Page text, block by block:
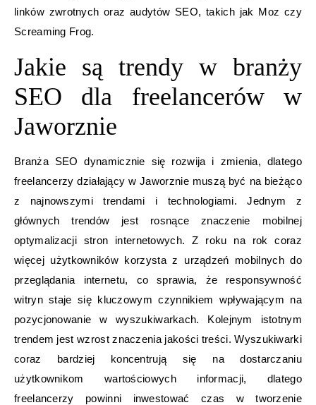
linków zwrotnych oraz audytów SEO, takich jak Moz czy
Screaming Frog.
Jakie są trendy w branży
SEO dla freelancerów w
Jaworznie
Branża SEO dynamicznie się rozwija i zmienia, dlatego
freelancerzy działający w Jaworznie muszą być na bieżąco
z najnowszymi trendami i technologiami. Jednym z
głównych trendów jest rosnące znaczenie mobilnej
optymalizacji stron internetowych. Z roku na rok coraz
więcej użytkowników korzysta z urządzeń mobilnych do
przeglądania internetu, co sprawia, że responsywność
witryn staje się kluczowym czynnikiem wpływającym na
pozycjonowanie w wyszukiwarkach. Kolejnym istotnym
trendem jest wzrost znaczenia jakości treści. Wyszukiwarki
coraz bardziej koncentrują się na dostarczaniu
użytkownikom wartościowych informacji, dlatego
freelancerzy powinni inwestować czas w tworzenie